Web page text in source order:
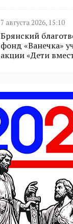
7 августа 2026, 15:10
Брянский
фонд «Ванечка»
акции «Дети